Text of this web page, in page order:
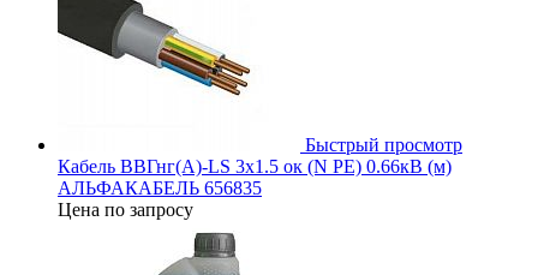
Быстрый просмотр
Кабель ВВГнг(А)-LS 3х1.5 ок (N PE) 0.66кВ (м)
АЛЬФАКАБЕЛЬ 656835
Цена по запросу